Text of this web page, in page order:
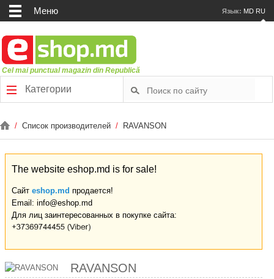
Меню Язык: MD RU
Cel mai punctual magazin din Republică
Категории
/ Список производителей / RAVANSON
The website eshop.md is for sale!
Сайт eshop.md продается!
Email: info@eshop.md
Для лиц заинтересованных в покупке сайта:
RAVANSON